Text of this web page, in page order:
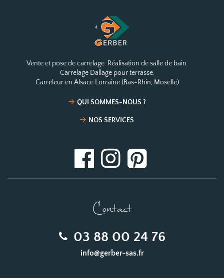
Vente et pose de carrelage. Réalisation de salle de bain.
Carrelage Dallage pour terrasse.
Carreleur en Alsace Lorraine (Bas-Rhin, Moselle)
QUI SOMMES-NOUS ?
NOS SERVICES
Contact
03 88 00 24 76
info@gerber-sas.fr